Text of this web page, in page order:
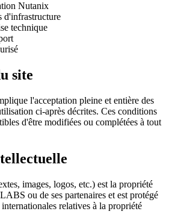
Nutanix
d'infrastructure
technique
site
l'acceptation pleine et entière des
ci-après décrites. Ces conditions
d'être modifiées ou complétées à tout
images, logos, etc.) est la propriété
ou de ses partenaires et est protégé
relatives à la propriété